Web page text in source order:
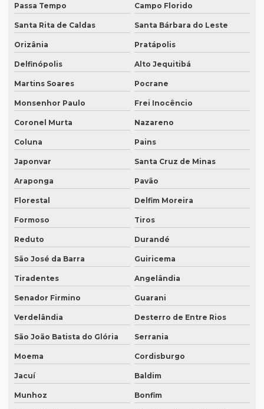
Quanto custa a tradução de um manual técnico?
Quanto custa traduzir para alemão
Quanto custa traduzir documentos
Quanto custa traduzir um livro
Quanto custa um tradutor juramentado
Quanto custa uma tradução juramentada
Quanto custa uma tradução juramentada em francês
Quanto custa uma tradução juramentada em italiano
Quem faz tradução de artigos científicos
Quem faz tradução juramentada em mg
Quem faz transcrição de áudio em portugues
Rádios para tradução simultânea
Revisão de artigos científicos
Revisão gramatical profissional
Revisão em ingles
Revisão em ingles tradução
Revisão de manuscritos literários
Revisão de teses e dissertações
Passa Tempo Campo Florido
Santa Rita de Caldas Santa Bárbara do Leste
Orizânia Pratápolis
Delfinópolis Alto Jequitibá
Martins Soares Pocrane
Monsenhor Paulo Frei Inocêncio
Coronel Murta Nazareno
Coluna Pains
Japonvar Santa Cruz de Minas
Araponga Pavão
Florestal Delfim Moreira
Formoso Tiros
Reduto Durandé
São José da Barra Guiricema
Tiradentes Angelândia
Senador Firmino Guarani
Verdelândia Desterro de Entre Rios
São João Batista do Glória Serrania
Moema Cordisburgo
Jacuí Baldim
Munhoz Bonfim